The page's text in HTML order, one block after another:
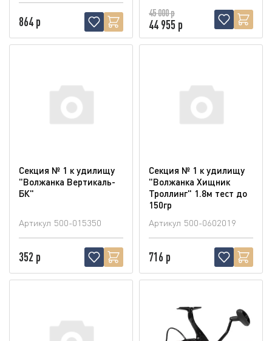
864 р
45 000 р
44 955 р
Секция № 1 к удилищу
"Волжанка Вертикаль-
БК"
Артикул 500-015350
352 р
Секция № 1 к удилищу
"Волжанка Хищник
Троллинг" 1.8м тест до
150гр
Артикул 500-0602019
716 р